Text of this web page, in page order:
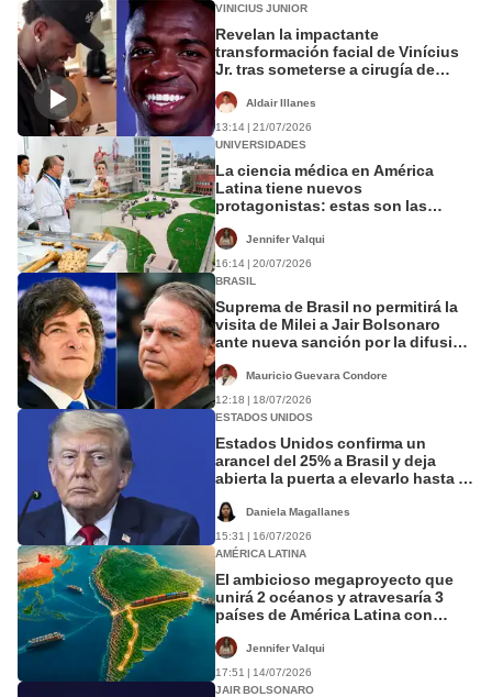
VINICIUS JUNIOR
Revelan la impactante
transformación facial de Vinícius
Jr. tras someterse a cirugía de
Aldair Illanes
13:14 | 21/07/2026
UNIVERSIDADES
La ciencia médica en América
Latina tiene nuevos
protagonistas: estas son las
por QS 2026
Jennifer Valqui
16:14 | 20/07/2026
BRASIL
Suprema de Brasil no permitirá la
visita de Milei a Jair Bolsonaro
ante nueva sanción por la difusión
Mauricio Guevara Condore
12:18 | 18/07/2026
ESTADOS UNIDOS
Estados Unidos confirma un
arancel del 25% a Brasil y deja
abierta la puerta a elevarlo hasta el
Daniela Magallanes
15:31 | 16/07/2026
AMÉRICA LATINA
El ambicioso megaproyecto que
unirá 2 océanos y atravesaría 3
países de América Latina con
US$3.500 millones
Jennifer Valqui
17:51 | 14/07/2026
JAIR BOLSONARO